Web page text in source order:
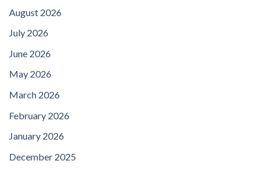
August 2026
July 2026
June 2026
May 2026
March 2026
February 2026
January 2026
December 2025